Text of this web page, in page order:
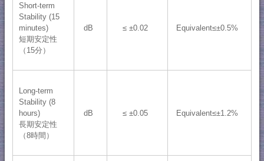
Short-term
Stability (15
minutes)
短期安定性
（15分）
dB ≤ ±0.02 Equivalent≤±0.5%
Long-term
Stability (8
hours)
長期安定性
（8時間）
dB ≤ ±0.05 Equivalent≤±1.2%